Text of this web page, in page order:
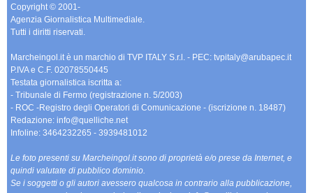
Copyright © 2001-
Agenzia Giornalistica Multimediale.
Tutti i diritti riservati.
Marcheingol.it è un marchio di TVP ITALY S.r.l. - PEC: tvpitaly@arubapec.it
P.IVA e C.F. 02078550445
Testata giornalistica iscritta a:
- Tribunale di Fermo (registrazione n. 5/2003)
- ROC -Registro degli Operatori di Comunicazione - (iscrizione n. 18487)
Redazione: info@quelliche.net
Infoline: 3464232265 - 3939481012
Le foto presenti su Marcheingol.it sono di proprietà e/o prese da Internet, e
quindi valutate di pubblico dominio.
Se i soggetti o gli autori avessero qualcosa in contrario alla pubblicazione,